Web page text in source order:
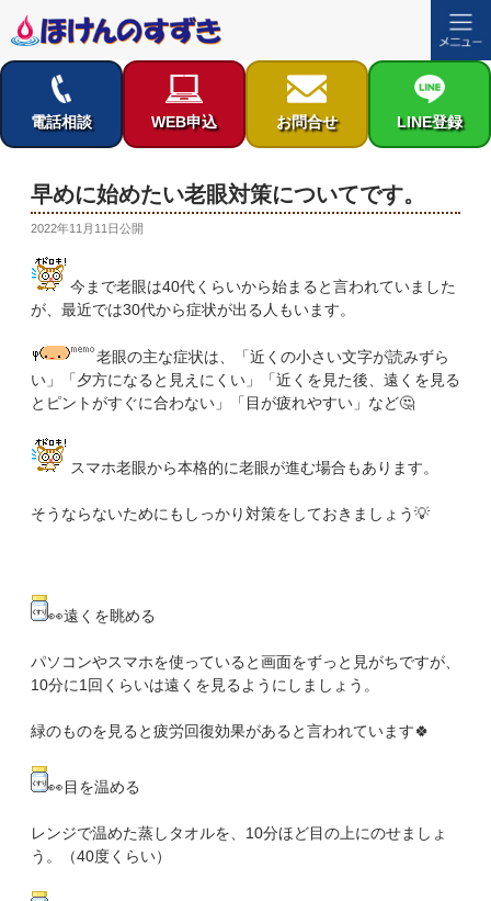
コ
ン
電話相談 WEB申込 お問合せ LINE登録
早めに始めたい老眼対策についてです。
投
日:
2022年11月11日公開
今まで老眼は40代くらいから始まると言われていました
が、最近では30代から症状が出る人もいます。
老眼の主な症状は、「近くの小さい文字が読みずら
い」「夕方になると見えにくい」「近くを見た後、遠くを見る
とピントがすぐに合わない」「目が疲れやすい」など🤔
スマホ老眼から本格的に老眼が進む場合もあります。
そうならないためにもしっかり対策をしておきましょう💡
👀遠くを眺める
パソコンやスマホを使っていると画面をずっと見がちですが、
10分に1回くらいは遠くを見るようにしましょう。
緑のものを見ると疲労回復効果があると言われています🍀
👀目を温める
レンジで温めた蒸しタオルを、10分ほど目の上にのせましょ
う。（40度くらい）